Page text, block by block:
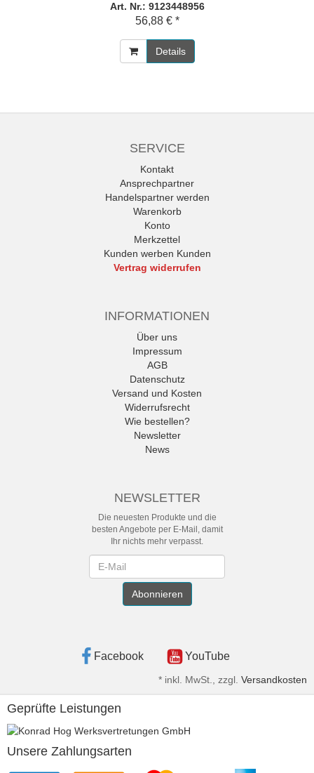
Art. Nr.: 9123448956
56,88 € *
Details
SERVICE
Kontakt
Ansprechpartner
Handelspartner werden
Warenkorb
Konto
Merkzettel
Kunden werben Kunden
Vertrag widerrufen
INFORMATIONEN
Über uns
Impressum
AGB
Datenschutz
Versand und Kosten
Widerrufsrecht
Wie bestellen?
Newsletter
News
NEWSLETTER
Die neuesten Produkte und die
besten Angebote per E-Mail, damit
Ihr nichts mehr verpasst.
Abonnieren
Facebook YouTube
* inkl. MwSt., zzgl. Versandkosten
Geprüfte Leistungen
Unsere Zahlungsarten